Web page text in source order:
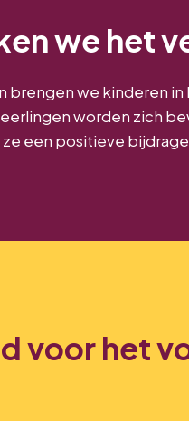
we het
brengen we kinderen
worden zich
een positieve
voor het